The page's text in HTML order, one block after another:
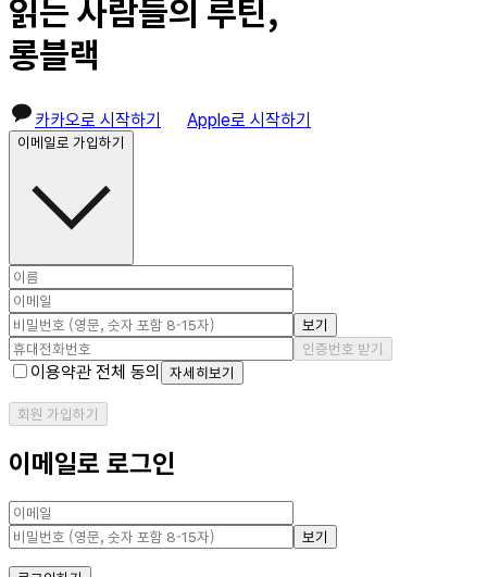
읽는 사람들의 루틴,
롱블랙
카카오로 시작하기 Apple로 시작하기
이메일로 가입하기
보기
인증번호 받기
이용약관 전체 동의 자세히보기
회원 가입하기
이메일로 로그인
보기